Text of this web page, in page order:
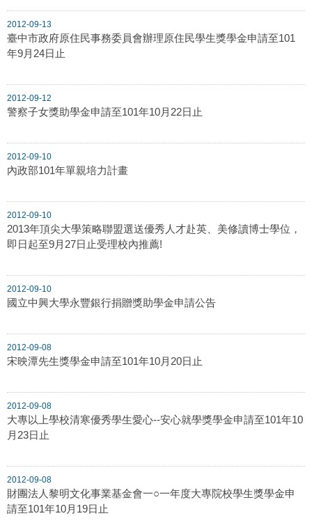
2012-09-13
臺中市政府原住民事務委員會辦理原住民學生獎學金申請至101
年9月24日止
2012-09-12
警察子女獎助學金申請至101年10月22日止
2012-09-10
內政部101年單親培力計畫
2012-09-10
2013年頂尖大學策略聯盟選送優秀人才赴英、美修讀博士學位，
即日起至9月27日止受理校內推薦!
2012-09-10
國立中興大學永豐銀行捐贈獎助學金申請公告
2012-09-08
宋映潭先生獎學金申請至101年10月20日止
2012-09-08
大專以上學校清寒優秀學生愛心--安心就學獎學金申請至101年10
月23日止
2012-09-08
財團法人黎明文化事業基金會一○一年度大專院校學生獎學金申
請至101年10月19日止